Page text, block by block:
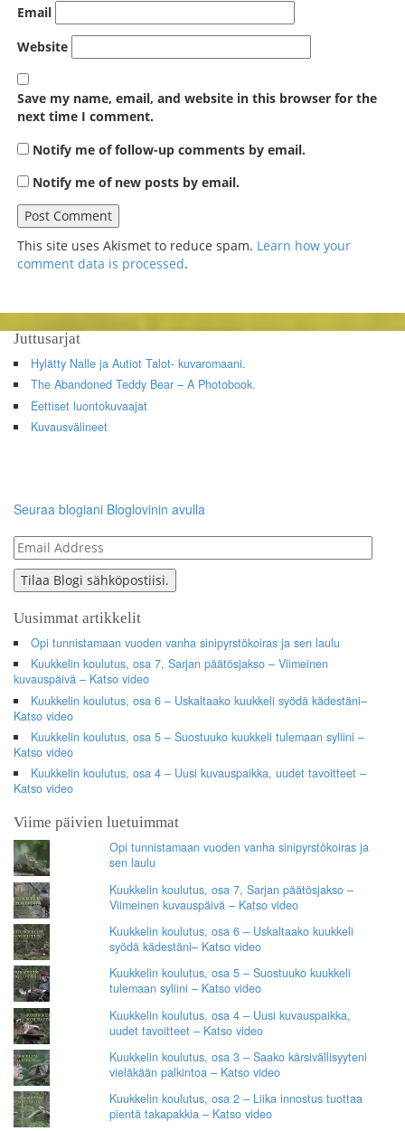
Email
Website
Save my name, email, and website in this browser for the
next time I comment.
Notify me of follow-up comments by email.
Notify me of new posts by email.
This site uses Akismet to reduce spam. Learn how your
comment data is processed.
Juttusarjat
Hylätty Nalle ja Autiot Talot- kuvaromaani.
The Abandoned Teddy Bear – A Photobook.
Eettiset luontokuvaajat
Kuvausvälineet
Seuraa blogiani Bloglovinin avulla
Email
Address
Tilaa Blogi sähköpostiisi.
Uusimmat artikkelit
Opi tunnistamaan vuoden vanha sinipyrstökoiras ja sen laulu
Kuukkelin koulutus, osa 7, Sarjan päätösjakso – Viimeinen
kuvauspäivä – Katso video
Kuukkelin koulutus, osa 6 – Uskaltaako kuukkeli syödä kädestäni–
Katso video
Kuukkelin koulutus, osa 5 – Suostuuko kuukkeli tulemaan syliini –
Katso video
Kuukkelin koulutus, osa 4 – Uusi kuvauspaikka, uudet tavoitteet –
Katso video
Viime päivien luetuimmat
Opi tunnistamaan vuoden vanha sinipyrstökoiras ja
sen laulu
Kuukkelin koulutus, osa 7, Sarjan päätösjakso –
Viimeinen kuvauspäivä – Katso video
Kuukkelin koulutus, osa 6 – Uskaltaako kuukkeli
syödä kädestäni– Katso video
Kuukkelin koulutus, osa 5 – Suostuuko kuukkeli
tulemaan syliini – Katso video
Kuukkelin koulutus, osa 4 – Uusi kuvauspaikka,
uudet tavoitteet – Katso video
Kuukkelin koulutus, osa 3 – Saako kärsivällisyyteni
vieläkään palkintoa – Katso video
Kuukkelin koulutus, osa 2 – Liika innostus tuottaa
pientä takapakkia – Katso video